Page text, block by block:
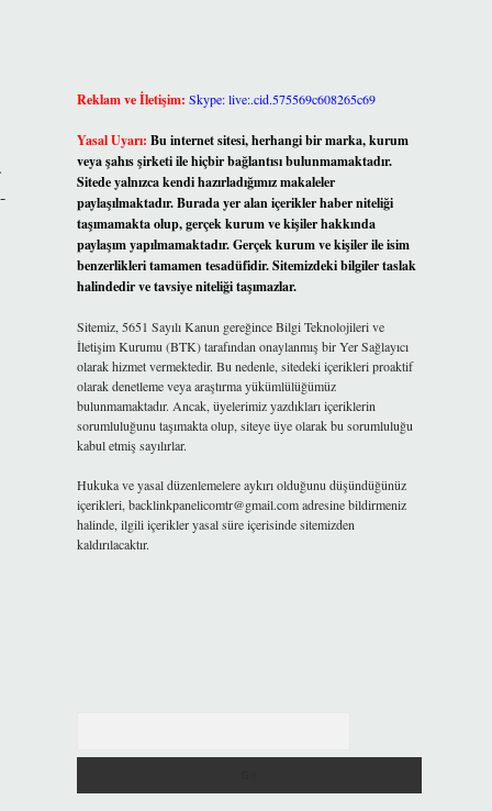
Reklam ve İletişim: Skype: live:.cid.575569c608265c69
Yasal Uyarı: Bu internet sitesi, herhangi bir marka, kurum
veya şahıs şirketi ile hiçbir bağlantısı bulunmamaktadır.
Sitede yalnızca kendi hazırladığımız makaleler
paylaşılmaktadır. Burada yer alan içerikler haber niteliği
taşımamakta olup, gerçek kurum ve kişiler hakkında
paylaşım yapılmamaktadır. Gerçek kurum ve kişiler ile isim
benzerlikleri tamamen tesadüfidir. Sitemizdeki bilgiler taslak
halindedir ve tavsiye niteliği taşımazlar.
Sitemiz, 5651 Sayılı Kanun gereğince Bilgi Teknolojileri ve
İletişim Kurumu (BTK) tarafından onaylanmış bir Yer Sağlayıcı
olarak hizmet vermektedir. Bu nedenle, sitedeki içerikleri proaktif
olarak denetleme veya araştırma yükümlülüğümüz
bulunmamaktadır. Ancak, üyelerimiz yazdıkları içeriklerin
sorumluluğunu taşımakta olup, siteye üye olarak bu sorumluluğu
kabul etmiş sayılırlar.
Hukuka ve yasal düzenlemelere aykırı olduğunu düşündüğünüz
içerikleri, backlinkpanelicomtr@gmail.comadresine bildirmeniz
halinde, ilgili içerikler yasal süre içerisinde sitemizden
kaldırılacaktır.